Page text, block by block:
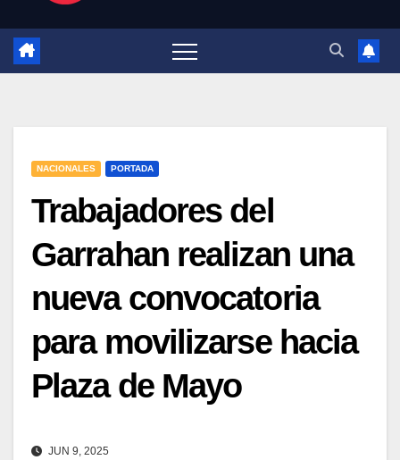
NACIONALES PORTADA
Trabajadores del
Garrahan realizan una
nueva convocatoria
para movilizarse hacia
Plaza de Mayo
JUN 9, 2025